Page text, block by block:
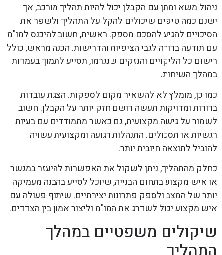
ניהול משא ומתן עם הקבלן יכול להיות תהליך מורכב, אך
ישנם כמה טיפים שיכולים להקל על התהליך ולשפר את
הסיכויים להגיע להסכם מספק. ראשית, חשוב להיכנס למו"מ
עם תודעה ברורה לגבי הציפיות והדרישות. הכנה מראש, כולל
רישום כל הליקויים והנזקים שנגרמו, תסייע לתמוך בעמדות
במהלך השיחות.
כמו כן, מומלץ לא להשאיר מקום לספקות. הצגת עובדות
ברורות ומדויקות תעשה רושם חזק יותר על הקבלן. חשוב
לשמור על גישה מקצועית, גם כאשר מתמודדים עם בעיות
רגשיות או תסכולים. התנהלות רגועה ומקצועית עשויה
להוביל לתוצאה חיובית יותר.
כחלק מהתהליך, ניתן לשקול את האפשרות להיעזר במגשר
או איש מקצוע בתחום הבנייה, שיוכל לסייע בהבנה מעמיקה
יותר של המצב ולספק פתרונות יצירתיים. שיתוף פעולה עם
איש מקצוע יכול לשדרג את המו"מ וליצור אמון בין הצדדים.
שיקולים משפטיים במהלך